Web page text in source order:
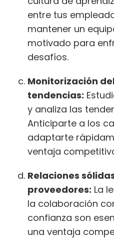
entre tus
mantener un
motivado para
desafíos.
Monitorización
tendencias:
y analiza las
Anticiparte a los
adaptarte
ventaja
Relaciones
proveedores: La
la colaboración
confianza son
una ventaja